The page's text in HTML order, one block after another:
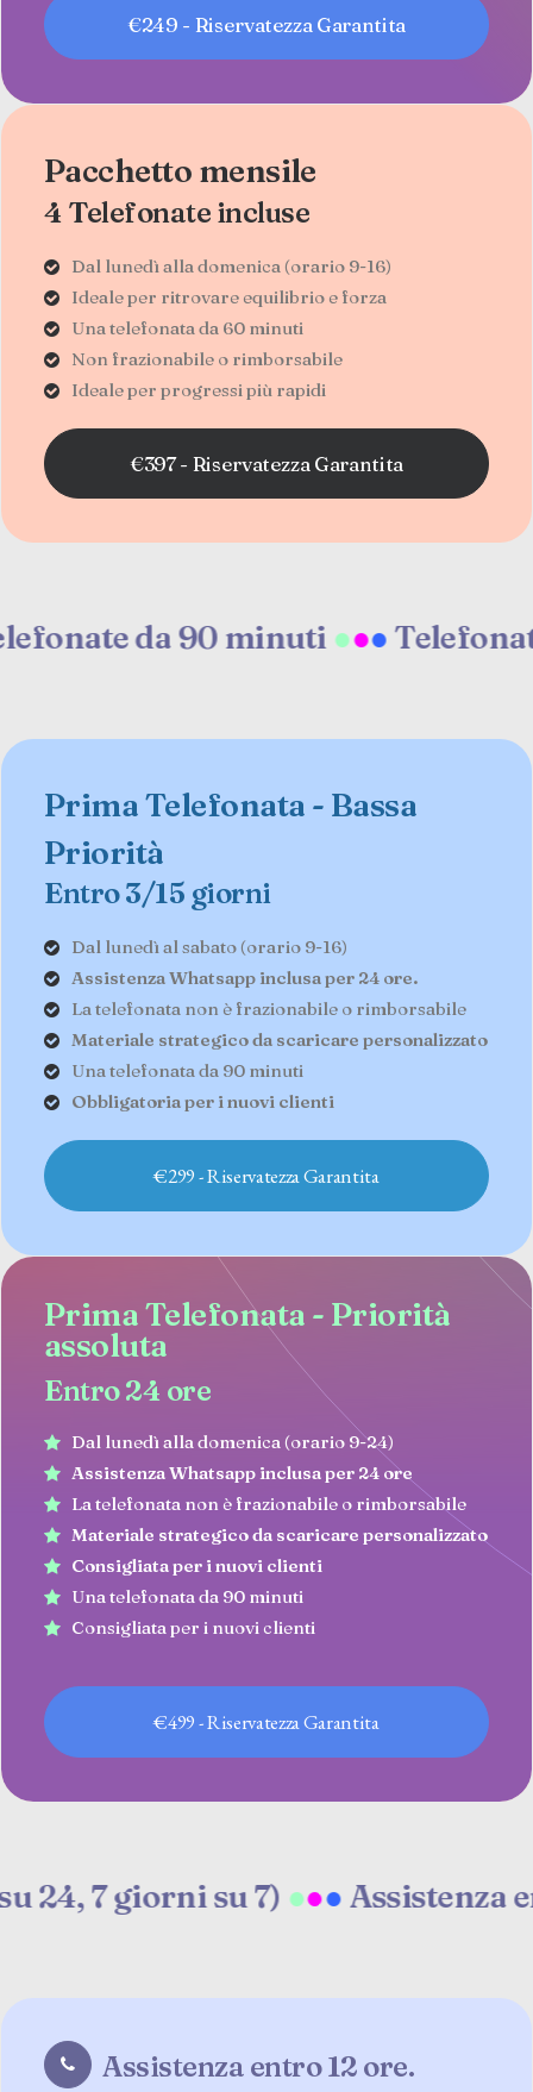
€249 - Riservatezza Garantita
Pacchetto mensile
4 Telefonate incluse
Dal lunedì alla domenica (orario 9-16)
Ideale per ritrovare equilibrio e forza
Una telefonata da 60 minuti
Non frazionabile o rimborsabile
Ideale per progressi più rapidi
€397 - Riservatezza Garantita
da 90 minuti●●●Telefonate da
Prima Telefonata - Bassa
Priorità
Entro 3/15 giorni
Dal lunedì al sabato (orario 9-16)
Assistenza Whatsapp inclusa per 24 ore.
La telefonata non è frazionabile o rimborsabile
Materiale strategico da scaricare personalizzato
Una telefonata da 90 minuti
Obbligatoria per i nuovi clienti
€299 - Riservatezza Garantita
Prima Telefonata - Priorità
assoluta
Entro 24 ore
Dal lunedì alla domenica (orario 9-24)
Assistenza Whatsapp inclusa per 24 ore
La telefonata non è frazionabile o rimborsabile
Materiale strategico da scaricare personalizzato
Consigliata per i nuovi clienti
Una telefonata da 90 minuti
Consigliata per i nuovi clienti
€499 - Riservatezza Garantita
giorni su 7)●●● Assistenza entro
Assistenza entro 12 ore.